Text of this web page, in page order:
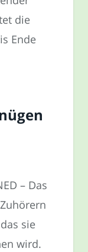
die
Ende
– Das
sie
wird.